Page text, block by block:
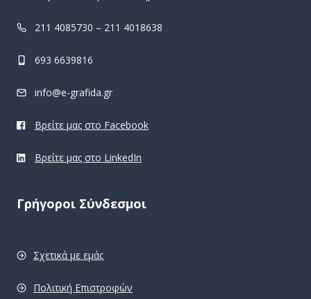
211 4085730 – 211 4018638
693 6639816
info@e-grafida.gr
Βρείτε μας στο Facebook
Βρείτε μας στο LinkedIn
Γρήγοροι Σύνδεσμοι
Σχετικά με εμάς
Πολιτική Επιστροφών